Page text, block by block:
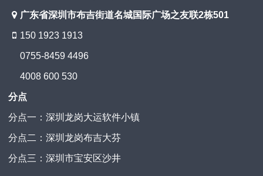
广东省深圳市布吉街道名城国际广场之友联2栋501
150 1923 1913
0755-8459 4496
4008 600 530
分点
分点一：深圳龙岗大运软件小镇
分点二：深圳龙岗布吉大芬
分点三：深圳市宝安区沙井